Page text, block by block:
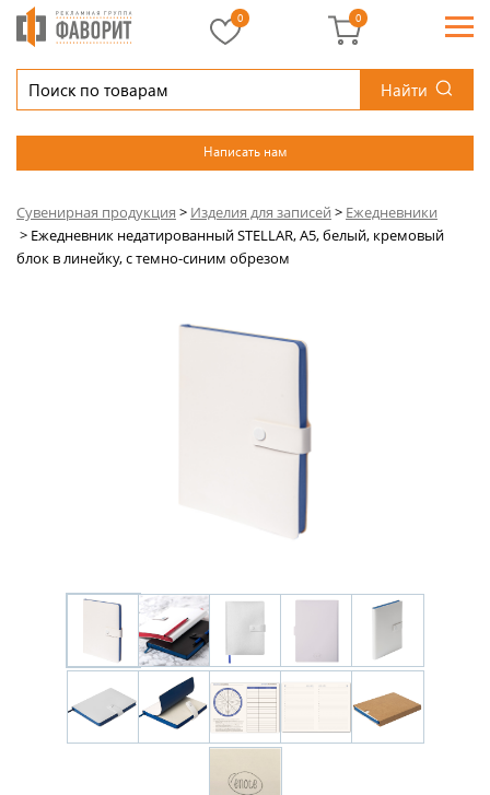
Найти
Написать нам
0 0
Сувенирная продукция > Изделия для записей > Ежедневники
> Ежедневник недатированный STELLAR, А5, белый, кремовый
блок в линейку, с темно-синим обрезом